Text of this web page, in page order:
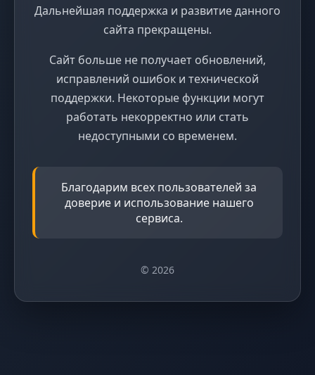
Дальнейшая поддержка и развитие данного
сайта прекращены.
Сайт больше не получает обновлений,
исправлений ошибок и технической
поддержки. Некоторые функции могут
работать некорректно или стать
недоступными со временем.
Благодарим всех пользователей за
доверие и использование нашего
сервиса.
© 2026